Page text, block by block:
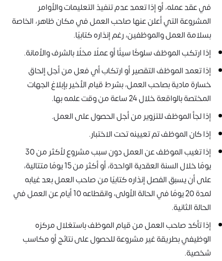
في عقد عمله، أو إذا تعمد عدم تنفيذ التعليمات والأوامر
المشروعة التي أعلن عنها صاحب العمل في مكان ظاهر، الخاصة
بسلامة العمل والموظفين، رغم إنذاره كتابيًا.
إذا ارتكب الموظف سلوكًا سيئًا أو عملًا مخلًا بالشرف والأمانة.
إذا تعمد الموظف التقصير أو ارتكاب أي فعل من أجل إلحاق
خسارة مادية بصاحب العمل، بشرط قيام الأخير بإبلاغ الجهات
المختصة بالواقعة خلال 24 ساعة من وقت علمه بها.
إذا لجأ الموظف للتزوير من أجل الحصول على العمل.
إذا كان الموظف تم تعيينه تحت الاختبار.
إذا تغيب الموظف عن العمل دون سبب مشروع لأكثر من 30
يومًا خلال السنة العقدية الواحدة، أو أكثر من 15 يومًا متتالية،
على أن يسبق الفصل إنذاره كتابيًا من صاحب العمل بعد غيابه
لمدة 20 يومًا في الحالة الأولى، وانقطاعه 10 أيام عن العمل في
الحالة الثانية.
إذا تأكد صاحب العمل من قيام الموظف باستغلال مركزه
الوظيفي بطريقة غير مشروعة للحصول على نتائج أو مكاسب
شخصية.